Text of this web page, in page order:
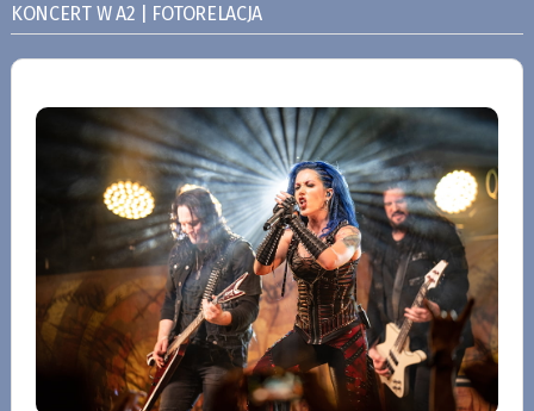
KONCERT W A2 | FOTORELACJA